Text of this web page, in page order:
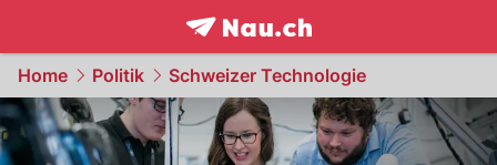
frontpage.NAU.ch
Home Politik Schweizer Technologie